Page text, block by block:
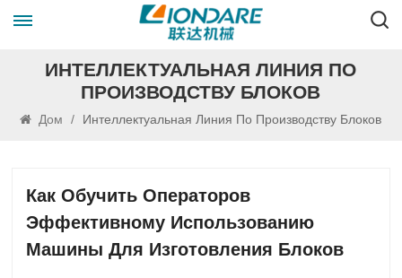
ИНТЕЛЛЕКТУАЛЬНАЯ ЛИНИЯ ПО
ПРОИЗВОДСТВУ БЛОКОВ
Дом / Интеллектуальная Линия По Производству Блоков
Как Обучить Операторов
Эффективному Использованию
Машины Для Изготовления Блоков